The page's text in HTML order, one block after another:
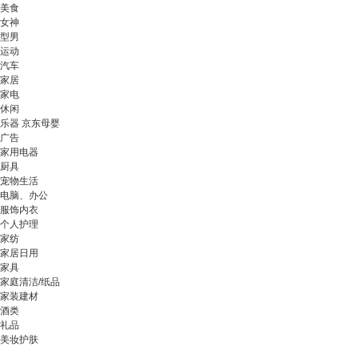
美食
女神
型男
运动
汽车
家居
家电
休闲
乐器 京东母婴
广告
家用电器
厨具
宠物生活
电脑、办公
服饰内衣
个人护理
家纺
家居日用
家具
家庭清洁/纸品
家装建材
酒类
礼品
美妆护肤